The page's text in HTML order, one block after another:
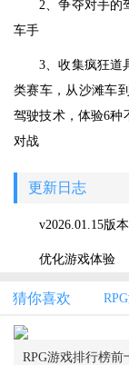
2、争夺对手的
车手
3、收集疯狂道
类赛车，从沙滩车
驾驶技术，体验6种
对战
更新日志
v2026.01.15版本
优化游戏体验
猜你喜欢
RPG游戏排行榜前